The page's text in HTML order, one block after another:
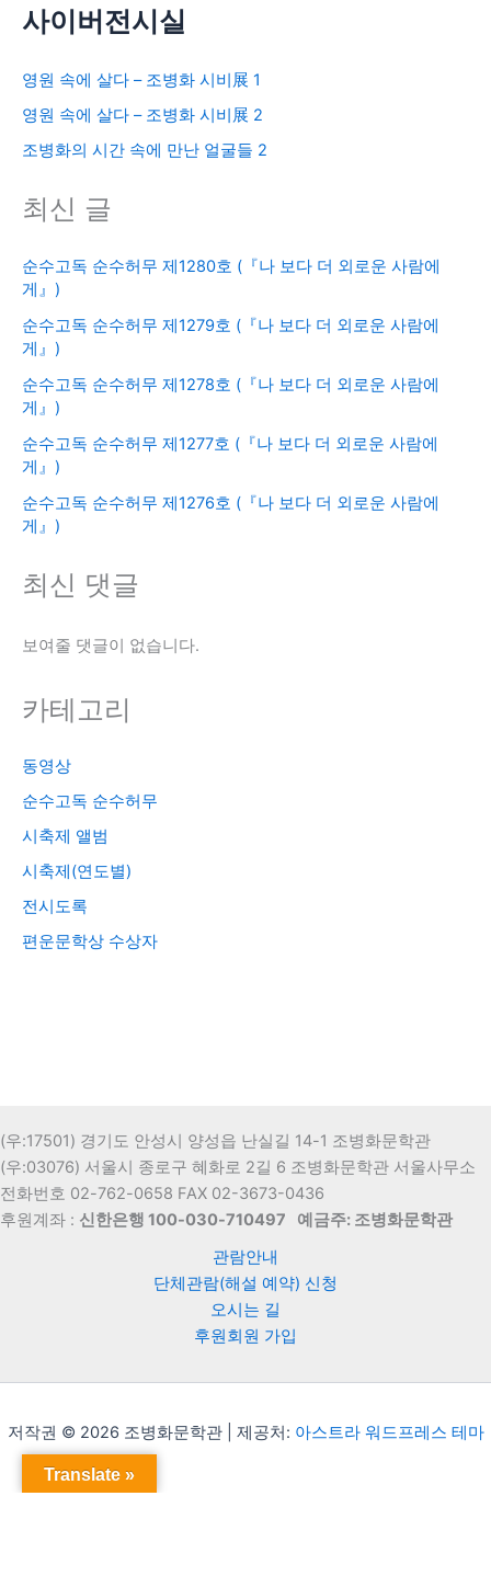
사이버전시실
영원 속에 살다 – 조병화 시비展 1
영원 속에 살다 – 조병화 시비展 2
조병화의 시간 속에 만난 얼굴들 2
최신 글
순수고독 순수허무 제1280호 (『나 보다 더 외로운 사람에
게』)
순수고독 순수허무 제1279호 (『나 보다 더 외로운 사람에
게』)
순수고독 순수허무 제1278호 (『나 보다 더 외로운 사람에
게』)
순수고독 순수허무 제1277호 (『나 보다 더 외로운 사람에
게』)
순수고독 순수허무 제1276호 (『나 보다 더 외로운 사람에
게』)
최신 댓글
보여줄 댓글이 없습니다.
카테고리
동영상
순수고독 순수허무
시축제 앨범
시축제(연도별)
전시도록
편운문학상 수상자
(우:17501) 경기도 안성시 양성읍 난실길 14-1 조병화문학관
(우:03076) 서울시 종로구 혜화로 2길 6 조병화문학관 서울사무소
전화번호 02-762-0658 FAX 02-3673-0436
후원계좌 : 신한은행 100-030-710497
예금주: 조병화문학관
관람안내
단체관람(해설 예약) 신청
오시는 길
후원회원 가입
저작권 © 2026 조병화문학관 | 제공처: 아스트라 워드프레스 테마
Translate »